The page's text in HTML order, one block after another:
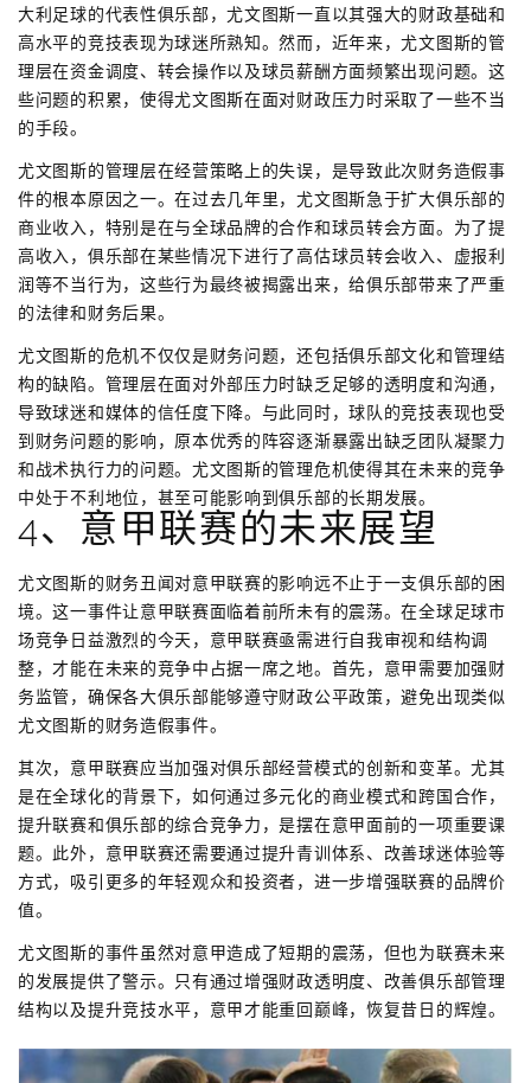
大利足球的代表性俱乐部，尤文图斯一直以其强大的财政基础和
高水平的竞技表现为球迷所熟知。然而，近年来，尤文图斯的管
理层在资金调度、转会操作以及球员薪酬方面频繁出现问题。这
些问题的积累，使得尤文图斯在面对财政压力时采取了一些不当
的手段。
尤文图斯的管理层在经营策略上的失误，是导致此次财务造假事
件的根本原因之一。在过去几年里，尤文图斯急于扩大俱乐部的
商业收入，特别是在与全球品牌的合作和球员转会方面。为了提
高收入，俱乐部在某些情况下进行了高估球员转会收入、虚报利
润等不当行为，这些行为最终被揭露出来，给俱乐部带来了严重
的法律和财务后果。
尤文图斯的危机不仅仅是财务问题，还包括俱乐部文化和管理结
构的缺陷。管理层在面对外部压力时缺乏足够的透明度和沟通，
导致球迷和媒体的信任度下降。与此同时，球队的竞技表现也受
到财务问题的影响，原本优秀的阵容逐渐暴露出缺乏团队凝聚力
和战术执行力的问题。尤文图斯的管理危机使得其在未来的竞争
中处于不利地位，甚至可能影响到俱乐部的长期发展。
4、意甲联赛的未来展望
尤文图斯的财务丑闻对意甲联赛的影响远不止于一支俱乐部的困
境。这一事件让意甲联赛面临着前所未有的震荡。在全球足球市
场竞争日益激烈的今天，意甲联赛亟需进行自我审视和结构调
整，才能在未来的竞争中占据一席之地。首先，意甲需要加强财
务监管，确保各大俱乐部能够遵守财政公平政策，避免出现类似
尤文图斯的财务造假事件。
其次，意甲联赛应当加强对俱乐部经营模式的创新和变革。尤其
是在全球化的背景下，如何通过多元化的商业模式和跨国合作，
提升联赛和俱乐部的综合竞争力，是摆在意甲面前的一项重要课
题。此外，意甲联赛还需要通过提升青训体系、改善球迷体验等
方式，吸引更多的年轻观众和投资者，进一步增强联赛的品牌价
值。
尤文图斯的事件虽然对意甲造成了短期的震荡，但也为联赛未来
的发展提供了警示。只有通过增强财政透明度、改善俱乐部管理
结构以及提升竞技水平，意甲才能重回巅峰，恢复昔日的辉煌。